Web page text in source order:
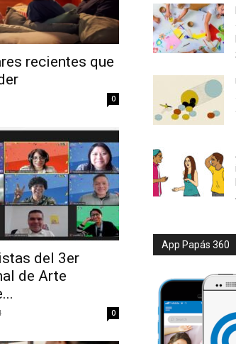
recientes que
0
del 3er
de Arte
0
App Papás 360